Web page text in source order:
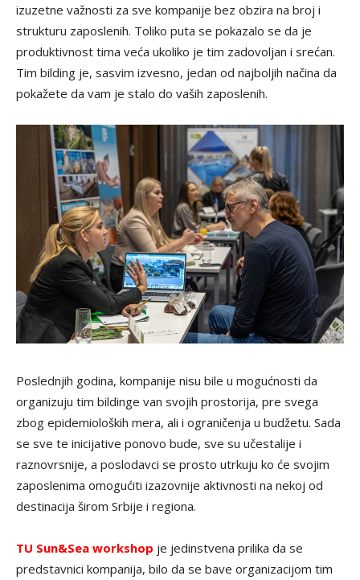
izuzetne važnosti za sve kompanije bez obzira na broj i
strukturu zaposlenih. Toliko puta se pokazalo se da je
produktivnost tima veća ukoliko je tim zadovoljan i srećan.
Tim bilding je, sasvim izvesno, jedan od najboljih načina da
pokažete da vam je stalo do vaših zaposlenih.
Poslednjih godina, kompanije nisu bile u mogućnosti da
organizuju tim bildinge van svojih prostorija, pre svega
zbog epidemioloških mera, ali i ograničenja u budžetu. Sada
se sve te inicijative ponovo bude, sve su učestalije i
raznovrsnije, a poslodavci se prosto utrkuju ko će svojim
zaposlenima omogućiti izazovnije aktivnosti na nekoj od
destinacija širom Srbije i regiona.
TU Sun&Sea workshop je jedinstvena prilika da se
predstavnici kompanija, bilo da se bave organizacijom tim